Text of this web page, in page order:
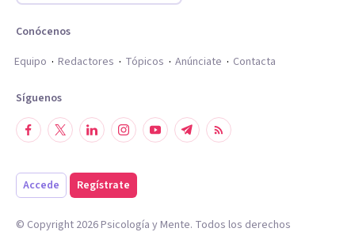
Conócenos
Equipo
Redactores Tópicos Anúnciate Contacta
Síguenos
Accede Regístrate
© Copyright 2026Psicología y Mente. Todos los derechos